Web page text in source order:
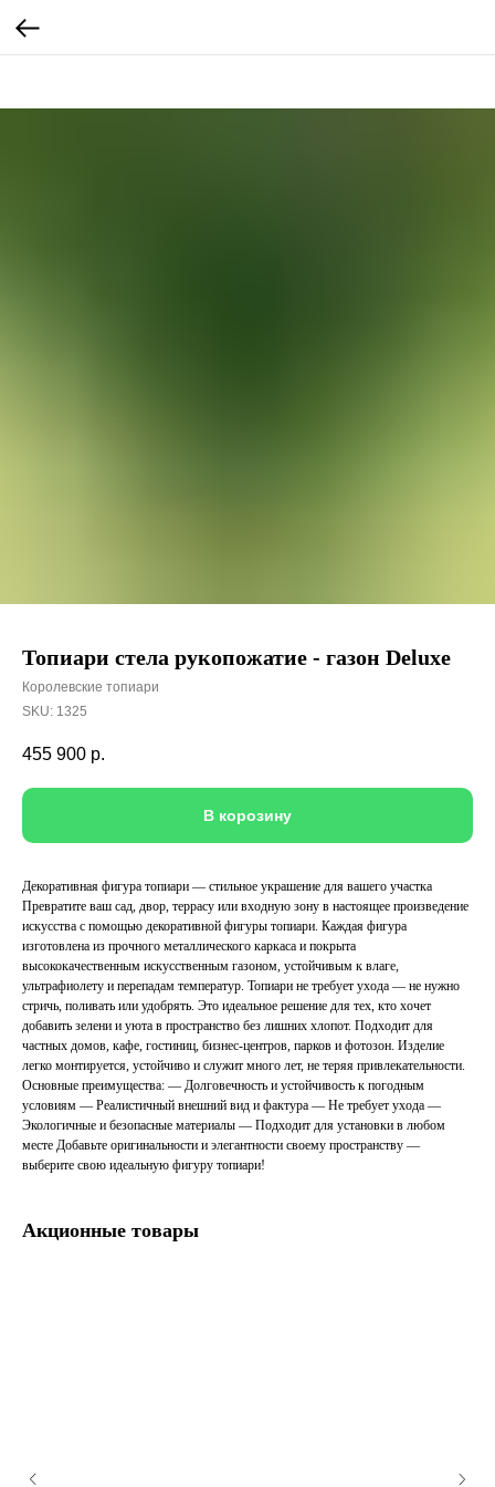
Топиари стела рукопожатие - газон Deluxe
Королевские топиари
SKU: 1325
455 900 р.
В корозину
Декоративная фигура топиари — стильное украшение для вашего участка
Превратите ваш сад, двор, террасу или входную зону в настоящее произведение
искусства с помощью декоративной фигуры топиари. Каждая фигура
изготовлена из прочного металлического каркаса и покрыта
высококачественным искусственным газоном, устойчивым к влаге,
ультрафиолету и перепадам температур. Топиари не требует ухода — не нужно
стричь, поливать или удобрять. Это идеальное решение для тех, кто хочет
добавить зелени и уюта в пространство без лишних хлопот. Подходит для
частных домов, кафе, гостиниц, бизнес-центров, парков и фотозон. Изделие
легко монтируется, устойчиво и служит много лет, не теряя привлекательности.
Основные преимущества: — Долговечность и устойчивость к погодным
условиям — Реалистичный внешний вид и фактура — Не требует ухода —
Экологичные и безопасные материалы — Подходит для установки в любом
месте Добавьте оригинальности и элегантности своему пространству —
выберите свою идеальную фигуру топиари!
Акционные товары